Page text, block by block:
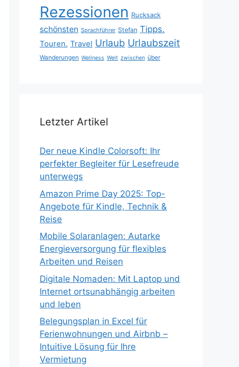
Rezessionen Rucksack
schönsten Sprachführer Stefan Tipps.
Touren. Travel Urlaub Urlaubszeit
Wanderungen Wellness Welt zwischen über
Letzter Artikel
Der neue Kindle Colorsoft: Ihr
perfekter Begleiter für Lesefreude
unterwegs
Amazon Prime Day 2025: Top-
Angebote für Kindle, Technik &
Reise
Mobile Solaranlagen: Autarke
Energieversorgung für flexibles
Arbeiten und Reisen
Digitale Nomaden: Mit Laptop und
Internet ortsunabhängig arbeiten
und leben
Belegungsplan in Excel für
Ferienwohnungen und Airbnb –
Intuitive Lösung für Ihre
Vermietung